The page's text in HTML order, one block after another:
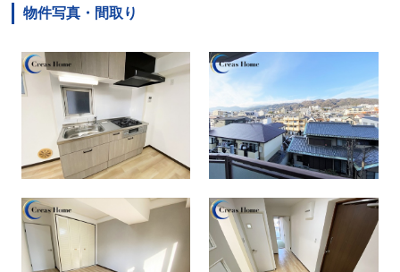
物件写真・間取り